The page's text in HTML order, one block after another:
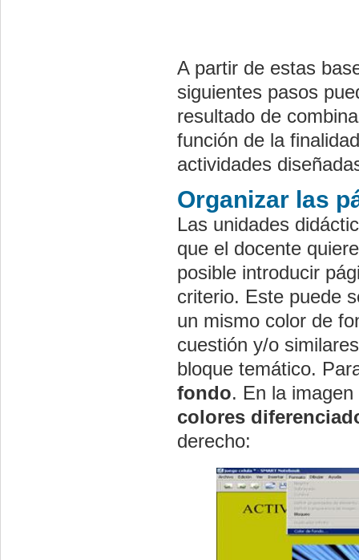
A partir de estas
siguientes pasos
resultado de
función de la
actividades
Organizar las
Las unidades
que el docente
posible introducir
criterio. Este puede
un mismo color de
cuestión y/o
bloque temático.
fondo. En la
colores
derecho: